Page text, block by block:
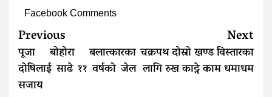
Facebook Comments
Continue
Reading
Previous
पूजा बोहोरा बलात्कारका
दोषिलाई साढे ११ वर्षको जेल
सजाय
Next
चक्रपथ दोस्रो खण्ड विस्तारका
लागि रुख काट्ने काम धमाधम